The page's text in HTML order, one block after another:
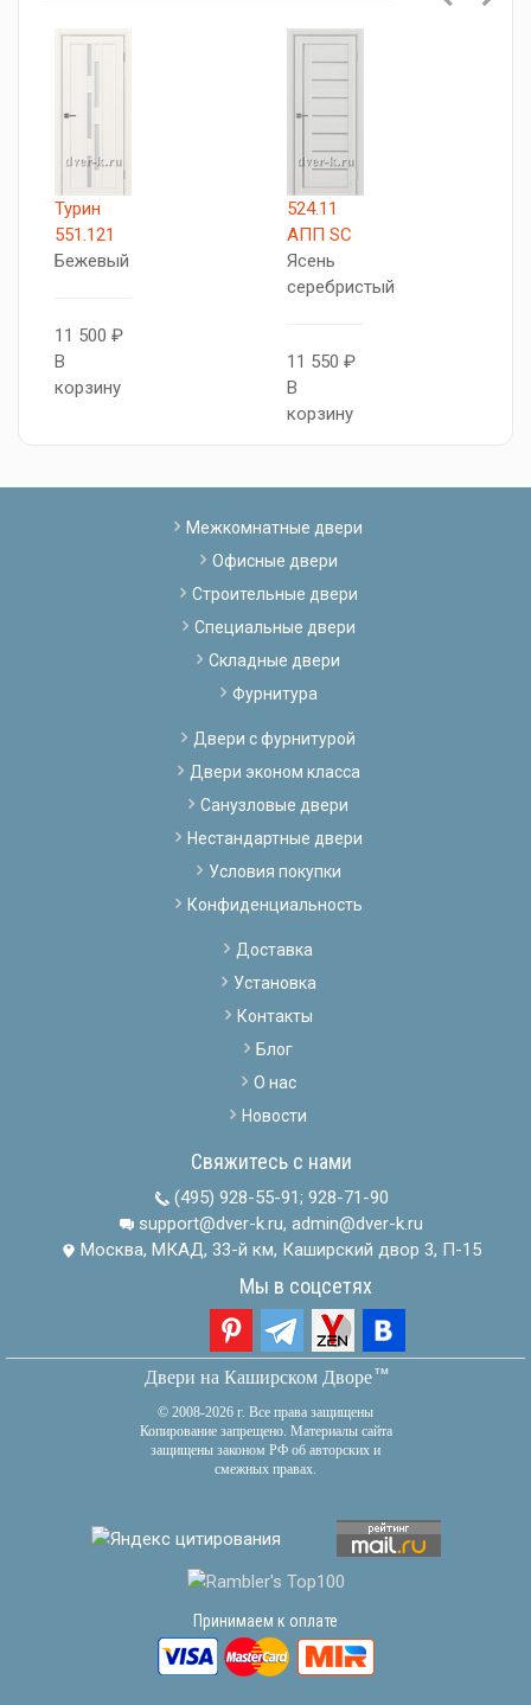
Турин
551.121
Бежевый
11 500 ₽
В
корзину
524.11
АПП SC
Ясень
серебристый
11 550 ₽
В
корзину
Межкомнатные двери
Офисные двери
Строительные двери
Специальные двери
Складные двери
Фурнитура
Двери с фурнитурой
Двери эконом класса
Санузловые двери
Нестандартные двери
Условия покупки
Конфиденциальность
Доставка
Установка
Контакты
Блог
О нас
Новости
Свяжитесь с нами
(495) 928-55-91; 928-71-90
support@dver-k.ru, admin@dver-k.ru
Москва, МКАД, 33-й км, Каширский двор 3, П-15
Мы в соцсетях
Двери на Каширском Дворетм
© 2008-2026 г. Все права защищены
Копирование запрещено. Материалы сайта
защищены законом РФ об авторских и
смежных правах.
Принимаем к оплате